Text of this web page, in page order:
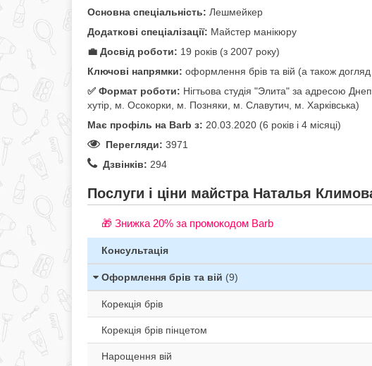
Основна спеціальність: Лешмейкер
Додаткові спеціалізації: Майстер манікюру
💼 Досвід роботи: 19 років (з 2007 року)
Ключові напрямки: оформлення брів та вій (а також
✅️ Формат роботи: Нігтьова студія "Элита" за адресою
хутір, м. Осокорки, м. Позняки, м. Славутич, м. Харківська)
Має профіль на Barb з: 20.03.2020 (6 років i 4 місяці)
Перегляди: 3971
Дзвінків: 294
Послуги і ціни майстра Наталья
🎁 Знижка 20% за промокодом Barb
Консультація
Оформлення брів та вій (9)
Корекція брів
Корекція брів пінцетом
Нарощення вій